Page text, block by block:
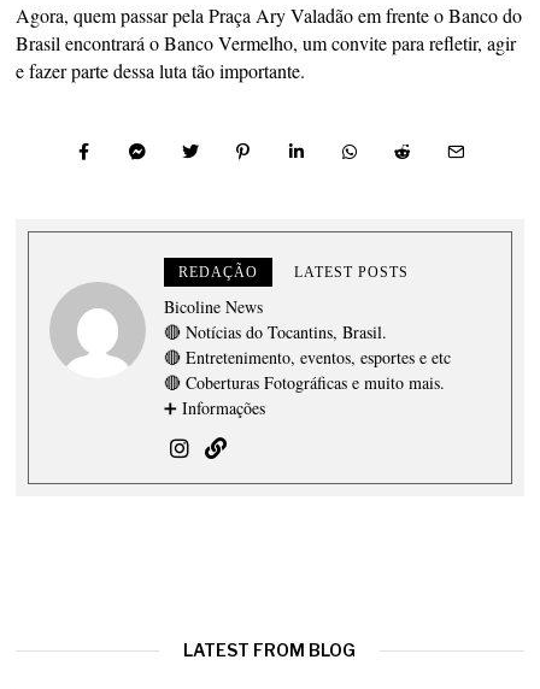
Agora, quem passar pela Praça Ary Valadão em frente o Banco do
Brasil encontrará o Banco Vermelho, um convite para refletir, agir
e fazer parte dessa luta tão importante.
REDAÇÃO LATEST POSTS
Bicoline News
🔴 Notícias do Tocantins, Brasil.
🔴 Entretenimento, eventos, esportes e etc
🔴 Coberturas Fotográficas e muito mais.
➕ Informações
LATEST FROM BLOG